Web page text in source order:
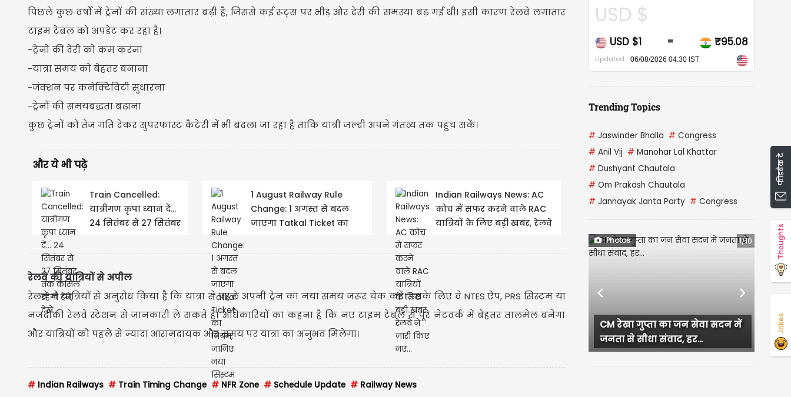
पिछले कुछ वर्षों में ट्रेनों की संख्या लगातार बढ़ी है, जिससे कई रूट्स पर भीड़ और देरी की समस्या बढ़ गई थी। इसी कारण रेलवे लगातार
टाइम टेबल को अपडेट कर रहा है।
-ट्रेनों की देरी को कम करना
-यात्रा समय को बेहतर बनाना
-जंक्शन पर कनेक्टिविटी सुधारना
-ट्रेनों की समयबद्धता बढ़ाना
कुछ ट्रेनों को तेज गति देकर सुपरफास्ट कैटेरी में भी बदला जा रहा है ताकि यात्री जल्दी अपने गंतव्य तक पहुंच सकें।
और ये भी पढ़े
Train Cancelled:
यात्रीगण कृपा ध्यान दें...
24 सितंबर से 27 सितंबर
1 August Railway Rule
Change: 1 अगस्त से बदल
जाएगा Tatkal Ticket का
Indian Railways News: AC
कोच में सफर करने वाले RAC
यात्रियों के लिए बड़ी खबर, रेलवे
रेलवे की यात्रियों से अपील
रेलवे ने यात्रियों से अनुरोध किया है कि यात्रा से पहले अपनी ट्रेन का नया समय जरूर चेक करें। इसके लिए वे NTES ऐप, PRS सिस्टम या
नजदीकी रेलवे स्टेशन से जानकारी ले सकते हैं। अधिकारियों का कहना है कि नए टाइम टेबल से पूरे नेटवर्क में बेहतर तालमेल बनेगा
और यात्रियों को पहले से ज्यादा आरामदायक और समय पर यात्रा का अनुभव मिलेगा।
# Indian Railways # Train Timing Change # NFR Zone # Schedule Update # Railway News
USD $
USD $1 = ₹95.08
Updated 06/08/2026 04:30 IST
Trending Topics
# Jaswinder Bhalla # Congress
# Anil Vij # Manohar Lal Khattar
# Dushyant Chautala
# Om Prakash Chautala
# Jannayak Janta Party # Congress
Photos 1/10
CM रेखा गुप्ता का जन सेवा सदन में
जनता से सीधा संवाद, हर...
Previous Next
फीडबैक दें
Thoughts
Jokes